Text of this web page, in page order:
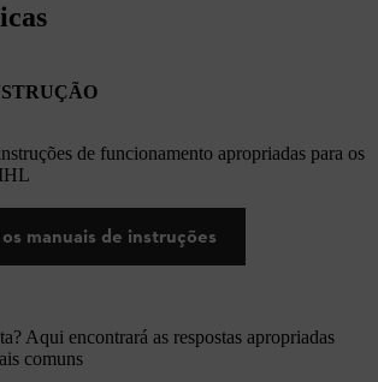
de funcionamento apropriadas para os
manuais de instruções
Aqui encontrará as respostas apropriadas
comuns